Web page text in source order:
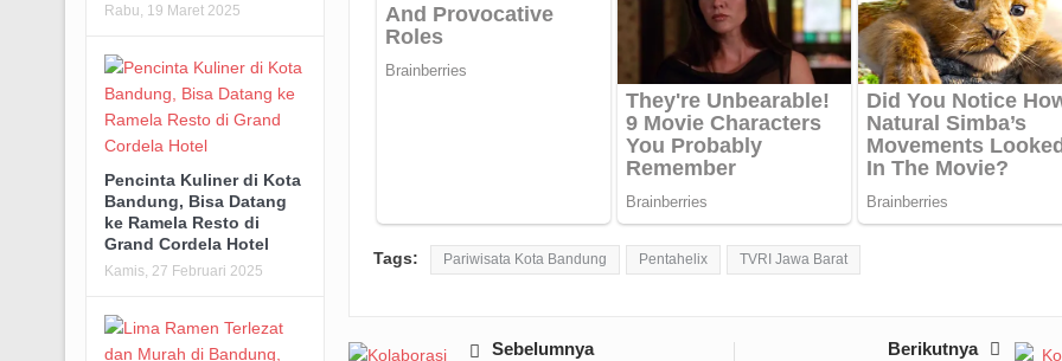
Tags: Pariwisata Kota Bandung Pentahelix TVRI Jawa Barat
Sebelumnya
Berikutnya
Rabu, 19 Maret 2025
Pencinta Kuliner di Kota
Bandung, Bisa Datang
ke Ramela Resto di
Grand Cordela Hotel
Kamis, 27 Februari 2025